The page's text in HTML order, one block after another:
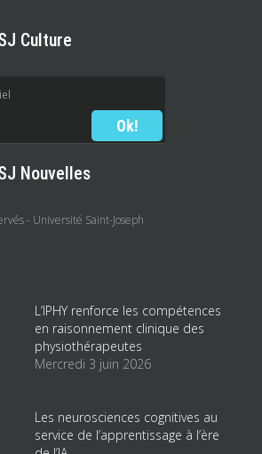
Culture
Nouvelles
- Université Saint-Joseph
L’IPHY renforce les compétences
en raisonnement clinique des
physiothérapeutes
Mercredi 3 juin 2026
Les neurosciences cognitives au
service de l’apprentissage à l’ère